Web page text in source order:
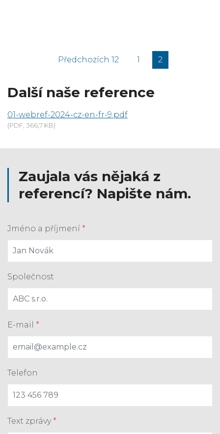
Předchozích 12 1 2
Další naše reference
01-webref-2024-cz-en-fr-9.pdf
(PDF, 366,7 KB)
Zaujala vás nějaká z
referencí? Napište nám.
Jméno a příjmení *
Společnost
E-mail *
Telefon
Text zprávy *